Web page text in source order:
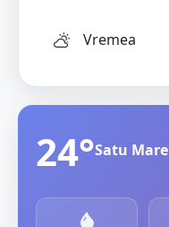
Vremea
24°Satu Mare